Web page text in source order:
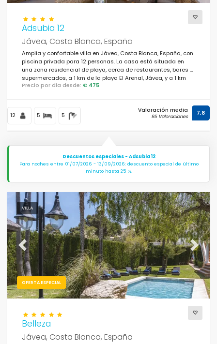
Adsubia 12
Jávea, Costa Blanca, España
Amplia y confortable villa en Jávea, Costa Blanca, España, con
piscina privada para 12 personas. La casa está situada en
una zona residencial de playa, cerca de restaurantes, bares y
supermercados, a 1 km de la playa El Arenal, Jávea, y a 1 km
del Mediterráneo, Jávea.
Precio por día desde: € 475
12 5 5
Valoración media
95 Valoraciones 7,8
Descuentos especiales - Adsubia 12
Para noches entre 01/07/2026 - 13/09/2026: descuento especial de último
minuto hasta 25 %.
VILLA
OFERTA ESPECIAL
Previous Next
Belleza
Jávea, Costa Blanca, España